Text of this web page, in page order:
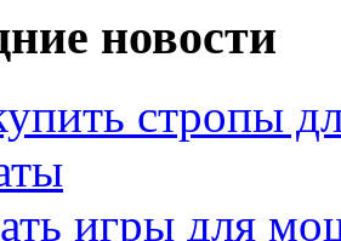
новости
стропы
игры для